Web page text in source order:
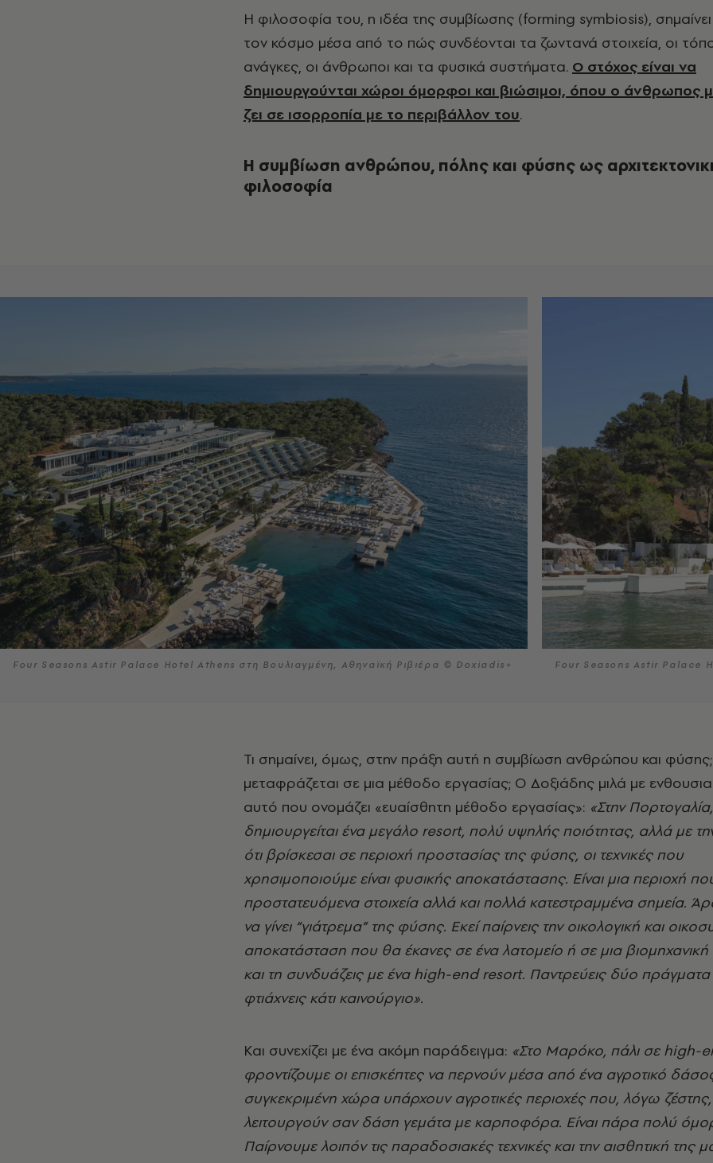
Η φιλοσοφία του, η ιδέα της συμβίωσης (forming symbiosis), σημαίνει
τον κόσμο μέσα από το πώς συνδέονται τα ζωντανά στοιχεία, οι
ανάγκες, οι άνθρωποι και τα φυσικά συστήματα. Ο στόχος είναι να
δημιουργούνται χώροι όμορφοι και βιώσιμοι, όπου ο άνθρωπος
ζει σε ισορροπία με το περιβάλλον του.
Η συμβίωση ανθρώπου, πόλης και φύσης ως
φιλοσοφία
Four Seasons Astir Palace Hotel Athens στη Βουλιαγμένη, Αθηναϊκή Ριβιέρα © Doxiadis+ Four Seasons Astir Palace
Τι σημαίνει, όμως, στην πράξη αυτή η συμβίωση ανθρώπου και φύσης; Και πώς
μεταφράζεται σε μια μέθοδο εργασίας; Ο Δοξιάδης μιλά με
αυτό που ονομάζει «ευαίσθητη μέθοδο εργασίας»: «Στην
δημιουργείται ένα μεγάλο resort, πολύ υψηλής ποιότητας, αλλά με
ότι βρίσκεσαι σε περιοχή προστασίας της φύσης, οι τεχνικές που
χρησιμοποιούμε είναι φυσικής αποκατάστασης. Είναι μια περιοχή
προστατευόμενα στοιχεία αλλά και πολλά κατεστραμμένα σημεία.
να γίνει “γιάτρεμα” της φύσης. Εκεί παίρνεις την οικολογική και
αποκατάσταση που θα έκανες σε ένα λατομείο ή σε μια βιομηχανική
και τη συνδυάζεις με ένα high-end resort. Παντρεύεις δύο πράγματα
φτιάχνεις κάτι καινούργιο».
Και συνεχίζει με ένα ακόμη παράδειγμα: «Στο Μαρόκο, πάλι σε high-
φροντίζουμε οι επισκέπτες να περνούν μέσα από ένα αγροτικό
συγκεκριμένη χώρα υπάρχουν αγροτικές περιοχές που, λόγω ζέστης,
λειτουργούν σαν δάση γεμάτα με καρποφόρα. Είναι πάρα πολύ
Παίρνουμε λοιπόν τις παραδοσιακές τεχνικές και την αισθητική της